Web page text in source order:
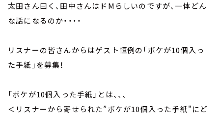
太田さん曰く、田中さんはドMらしいのですが、一体どん
な話になるのか・・・・
リスナーの皆さんからはゲスト恒例の「ボケが10個入っ
た手紙」を募集！
「ボケが10個入った手紙」とは、、、
＜リスナーから寄せられた”ボケが10個入った手紙"にど